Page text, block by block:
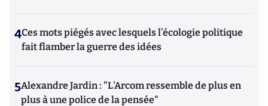
4Ces mots piégés avec lesquels l’écologie politique
fait flamber la guerre des idées
5Alexandre Jardin : "L'Arcom ressemble de plus en
plus à une police de la pensée"